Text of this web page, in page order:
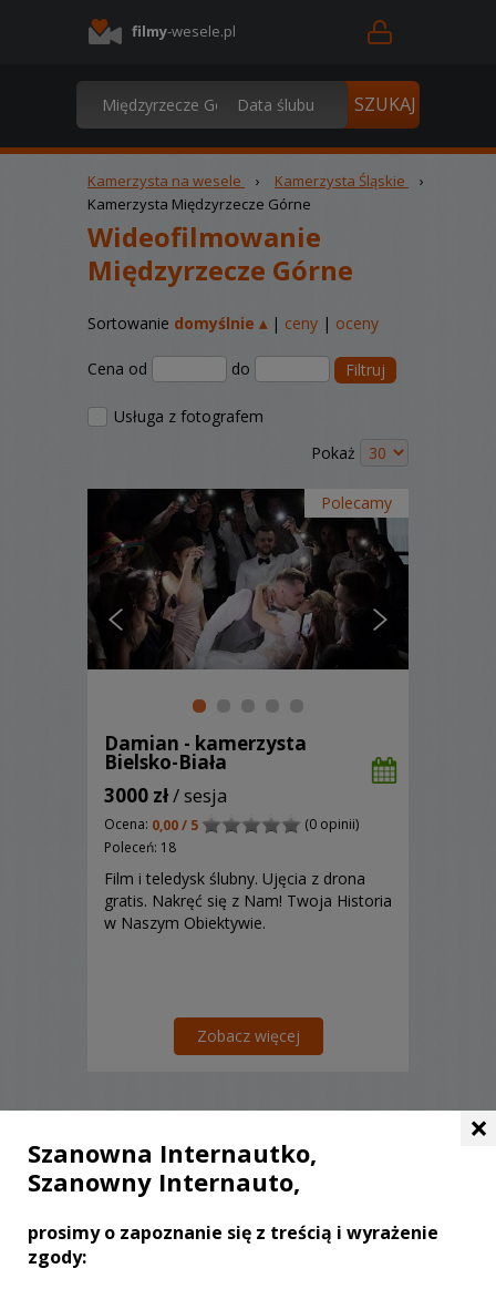
filmy-wesele.pl
Kamerzysta na wesele › Kamerzysta Śląskie
›
Kamerzysta Międzyrzecze Górne
Wideofilmowanie
Międzyrzecze Górne
Sortowanie domyślnie ▴| ceny | oceny
Cena od do Filtruj
Usługa z fotografem
Pokaż
Polecamy
Damian - kamerzysta
Bielsko-Biała
3000 zł/ sesja
Ocena: 0,00 / 5
(0 opinii)
Poleceń: 18
Film i teledysk ślubny. Ujęcia z drona
gratis. Nakręć się z Nam! Twoja Historia
w Naszym Obiektywie.
Zobacz więcej
Liczba pozycji:0
×
Szanowna Internautko,
Szanowny Internauto,
prosimy o zapoznanie się z treścią i wyrażenie
zgody: